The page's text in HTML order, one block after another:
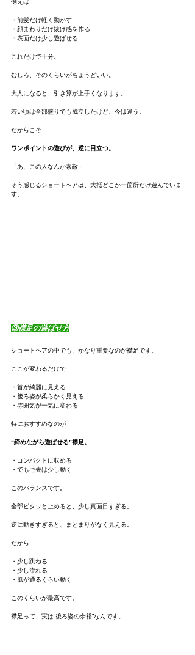
例えば
・前髪だけ軽く動かす
・顔まわりだけ抜け感を作る
・表面だけ少し遊ばせる
これだけで十分。
むしろ、そのくらいがちょうどいい。
大人になると、引き算が上手くなります。
若い頃は全部盛りでも成立したけど、今は違う。
だからこそ
ワンポイントの遊びが、逆に目立つ。
「あ、この人なんか素敵」
そう感じるショートヘアは、大抵どこか一箇所だけ遊んでいま
す。
③襟足の遊ばせ方
ショートヘアの中でも、かなり重要なのが襟足です。
ここが変わるだけで
・首が綺麗に見える
・後ろ姿が柔らかく見える
・雰囲気が一気に変わる
特におすすめなのが
“締めながら遊ばせる”襟足。
・コンパクトに収める
・でも毛先は少し動く
このバランスです。
全部ピタッと止めると、少し真面目すぎる。
逆に動きすぎると、まとまりがなく見える。
だから
・少し跳ねる
・少し流れる
・風が通るくらい動く
このくらいが最高です。
襟足って、実は“後ろ姿の余裕”なんです。